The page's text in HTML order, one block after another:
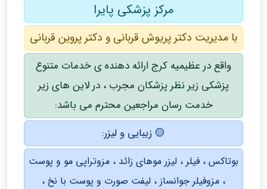
مرکز پزشکی پایرا
با مدیریت دکتر پریوش قربانی و دکتر پروین قربانی
واقع در عظیمیه کرج ارائه دهنده ی خدمات متنوع
پزشکی زیر نظر پزشکان مجرب ، در لاین های زیر
خدمت رسان مراجعین محترم می باشد:
🟡 زیبایی و لیزر:
بوتاکس ، فیلر ، لیزر موهای زائد ، مزوتراپی مو و پوست
، مزوفیلر جوانساز ، لیفت صورت و پوست با نخ ،